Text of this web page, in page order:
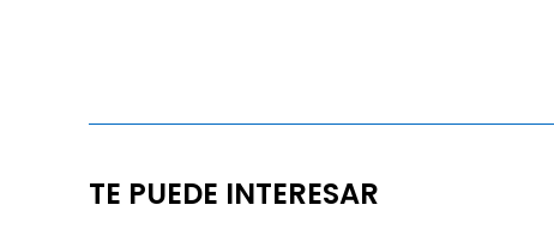
TE PUEDE INTERESAR